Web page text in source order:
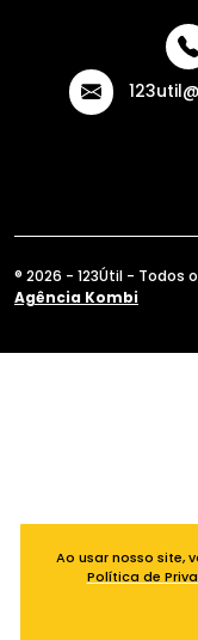
® 2026 - 123Útil - Todos
Agência Kombi
Ao usar nosso site,
Política de